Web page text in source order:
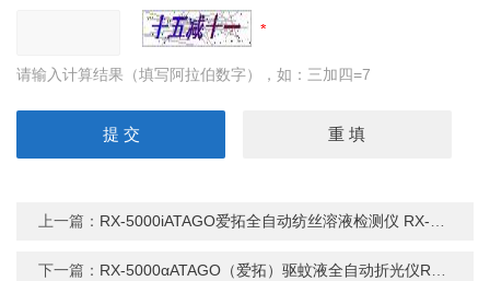
请输入计算结果（填写阿拉伯数字），如：三加四=7
上一篇： RX-5000iATAGO爱拓全自动纺丝溶液检测仪 RX-5000i
下一篇： RX-5000αATAGO（爱拓）驱蚊液全自动折光仪RX-5000α